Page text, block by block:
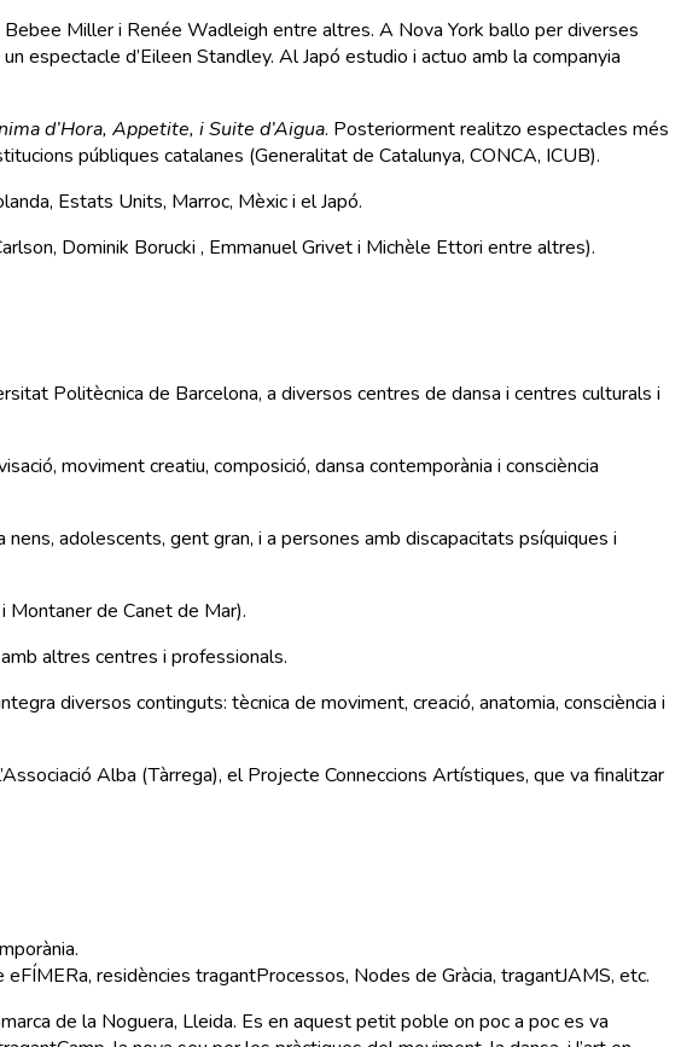
Miller i Renée Wadleigh entre altres. A Nova York ballo per diverses
espectacle d’Eileen Standley. Al Japó estudio i actuo amb la companyia
d’Hora, Appetite, i Suite d’Aigua. Posteriorment realitzo espectacles més
públiques catalanes (Generalitat de Catalunya, CONCA, ICUB).
Estats Units, Marroc, Mèxic i el Japó.
Dominik Borucki , Emmanuel Grivet i Michèle Ettori entre altres).
Politècnica de Barcelona, a diversos centres de dansa i centres culturals i
moviment creatiu, composició, dansa contemporània i consciència
adolescents, gent gran, i a persones amb discapacitats psíquiques i
de Canet de Mar).
altres centres i professionals.
diversos continguts: tècnica de moviment, creació, anatomia, consciència i
Alba (Tàrrega), el Projecte Conneccions Artístiques, que va finalitzar
residències tragantProcessos, Nodes de Gràcia, tragantJAMS, etc.
de la Noguera, Lleida. Es en aquest petit poble on poc a poc es va